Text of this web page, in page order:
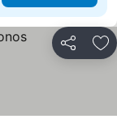
Partilhar